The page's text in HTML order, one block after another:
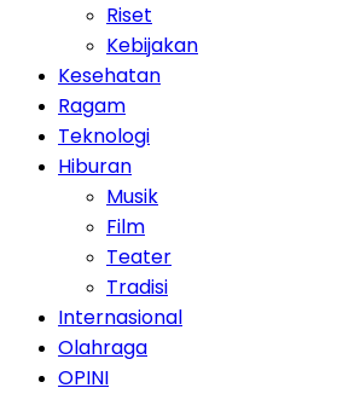
Riset
Kebijakan
Kesehatan
Ragam
Teknologi
Hiburan
Musik
Film
Teater
Tradisi
Internasional
Olahraga
OPINI